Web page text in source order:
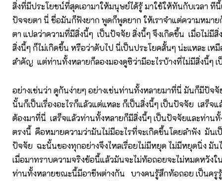
สิ่งที่มีประโยชน์ที่สุดเอามาให้มนุษย์ได้รู้ มาใช้ให้ทันกับเวลา ที
ปัจจยตา นี่ ชื่อมันก็ฟังยาก พูดก็พูดยาก ให้เราจำแต่ความหมา
ตา แปลว่าความที่มีสิ่งนี้ๆ เป็นปัจจัย สิ่งนี้ๆ จึงเกิดขึ้น เมื่อไม่มี
สิ่งนี้ๆ ก็ไม่เกิดขึ้น หรือว่าดับไป นี่เป็นประโยคสั้นๆ น่ะแหละ เห
สำคัญ แต่ท่านทั้งหลายก็ลองมองดูซิว่ามีอะไรบ้างที่ไม่มีสิ่งนี้ๆ
อย่างเช่นว่า ดูกันง่ายๆ อย่างเช่นท่านทั้งหลายมาที่นี่ มันก็มีปัจ
นั้นก็เป็นเรื่องอะไรก็แล้วแต่แหละ ก็เป็นสิ่งนี้ๆ เป็นปัจจัย เสร็จ
ต้องมาที่นี่ เสร็จแล้วท่านทั้งหลายก็มีสิ่งนี้ๆ เป็นปัจจัยและท่าน
ตรงนี้ คือหมายความว่ามันไม่มีอะไรที่จะเกิดขึ้นโดยลำพัง มันเ
ปัจจัย ฉะนั้นของทุกอย่างจึงไหลเรื่อยไม่มีหยุด ไม่มีหยุดนิ่ง มัน
เมื่อมาทราบความจริงข้อนี้แล้วมันจะไม่ท้อถอยจะไม่หมดหวังใ
ท่านทั้งหลายขณะนี้มีอาชีพต่างกัน บางคนรู้สึกท้อถอย เป็นครู